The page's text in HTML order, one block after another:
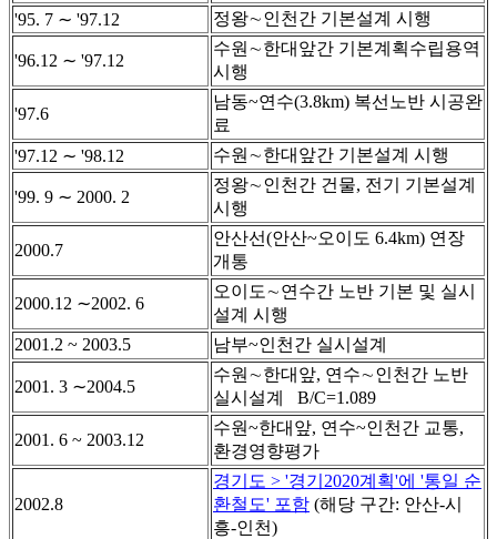
'95. 7 ∼ '97.12
정왕∼인천간 기본설계 시행
'96.12 ∼ '97.12
수원∼한대앞간 기본계획수립용역
시행
'97.6
남동~연수(3.8km) 복선노반 시공완
료
'97.12 ∼ '98.12
수원∼한대앞간 기본설계 시행
'99. 9 ∼ 2000. 2
정왕∼인천간 건물, 전기 기본설계
시행
2000.7
안산선(안산~오이도 6.4km) 연장
개통
2000.12 ∼2002. 6
오이도∼연수간 노반 기본 및 실시
설계 시행
2001.2 ~ 2003.5
남부~인천간 실시설계
2001. 3 ∼2004.5
수원∼한대앞, 연수∼인천간 노반
실시설계 B/C=1.089
2001. 6 ~ 2003.12
수원~한대앞, 연수~인천간 교통,
환경영향평가
2002.8
경기도 > '경기2020계획'에 '통일 순
환철도' 포함 (해당 구간: 안산-시
흥-인천)